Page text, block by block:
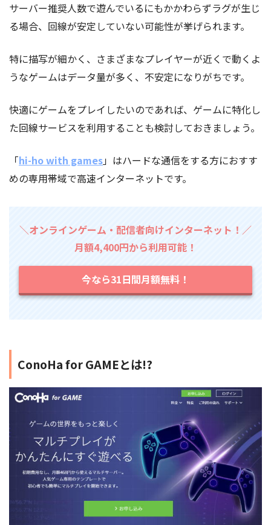
サーバー推奨人数で遊んでいるにもかかわらずラグが生じ
る場合、回線が安定していない可能性が挙げられます。
特に描写が細かく、さまざまなプレイヤーが近くで動くよ
うなゲームはデータ量が多く、不安定になりがちです。
快適にゲームをプレイしたいのであれば、ゲームに特化し
た回線サービスを利用することも検討しておきましょう。
「hi-ho with games」はハードな通信をする方におすす
めの専用帯域で高速インターネットです。
＼オンラインゲーム・配信者向けインターネット！／
月額4,400円から利用可能！
今なら31日間月額無料！
ConoHa for GAMEとは!?